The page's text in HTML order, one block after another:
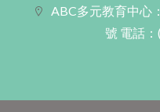
ABC多元教育中心
號 電話